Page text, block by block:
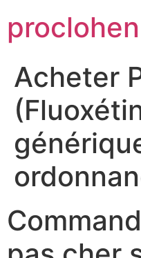
to
content
proclohen
Acheter